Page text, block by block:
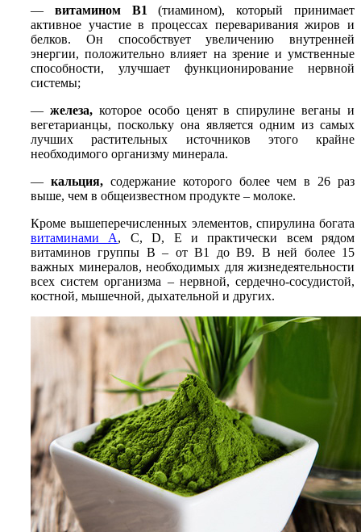
— витамином В1 (тиамином), который принимает
активное участие в процессах переваривания жиров и
белков. Он способствует увеличению внутренней
энергии, положительно влияет на зрение и умственные
способности, улучшает функционирование нервной
системы;
— железа,которое особо ценят в спирулине веганы и
вегетарианцы, поскольку она является одним из самых
лучших растительных источников этого крайне
необходимого организму минерала.
— кальция,содержание которого более чем в 26 раз
выше, чем в общеизвестном продукте – молоке.
Кроме вышеперечисленных элементов, спирулина богата
витаминами А, С, D, E и практически всем рядом
витаминов группы В – от В1 до В9. В ней более 15
важных минералов, необходимых для жизнедеятельности
всех систем организма – нервной, сердечно-сосудистой,
костной, мышечной, дыхательной и других.